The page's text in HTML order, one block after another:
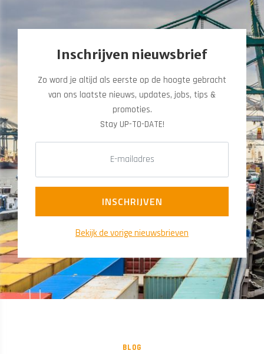
Inschrijven nieuwsbrief
Zo word je altijd als eerste op de hoogte gebracht
van ons laatste nieuws, updates, jobs, tips &
promoties.
​​​​​​​Stay UP-TO-DATE!
Bekijk de vorige nieuwsbrieven
BLOG